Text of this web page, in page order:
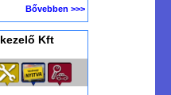
Bővebben >>>
Kft